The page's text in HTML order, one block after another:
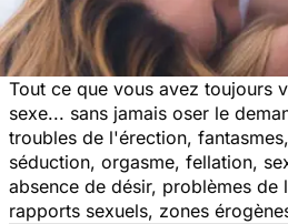
Tout ce que vous avez toujours
sexe... sans jamais oser le
troubles de l'érection,
séduction, orgasme, fellation,
absence de désir, problèmes
rapports sexuels, zones